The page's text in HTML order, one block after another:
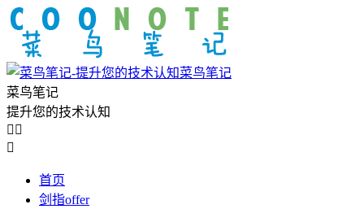
菜鸟笔记
菜鸟笔记
提升您的技术认知
 

首页
剑指offer